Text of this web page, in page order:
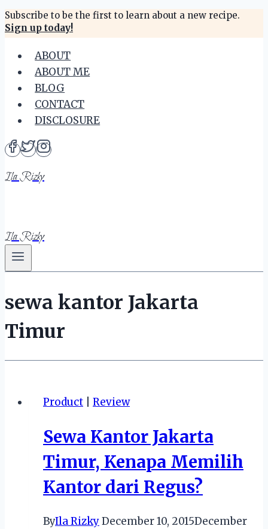
Skip
to
content
Subscribe to be the first to learn about a new recipe.
Sign up today!
ABOUT
ABOUT ME
BLOG
CONTACT
DISCLOSURE
Ila Rizky
Ila Rizky
sewa kantor Jakarta
Timur
Product Review
Sewa Kantor Jakarta
Timur, Kenapa Memilih
Kantor dari Regus?
ByIla RizkyDecember 10, 2015December